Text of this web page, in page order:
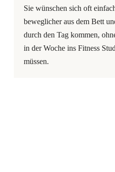
Sie wünschen sich oft
beweglicher aus dem Bett
durch den Tag kommen,
in der Woche ins Fitness
müssen.